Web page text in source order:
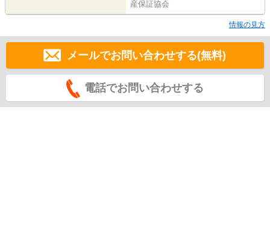
産保証協会
情報の見方
メールでお問い合わせする(無料)
電話でお問い合わせする